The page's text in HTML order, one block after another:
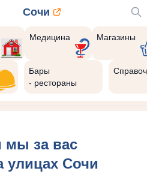
Сочи
Медицина Магазины
Бары
- рестораны
мы за вас
улицах Сочи